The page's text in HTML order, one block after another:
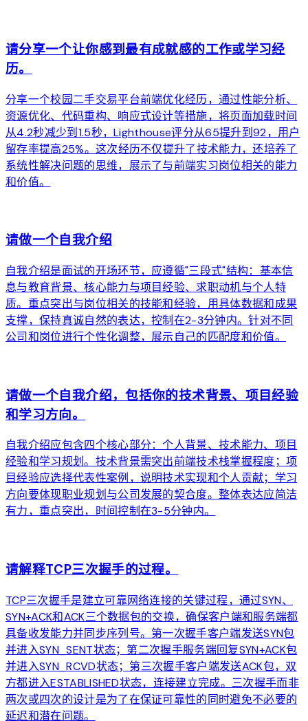
请分享一个让你感到最有成就感的工作或学习经
历。
分享一个校园二手交易平台前端优化经历，通过性能分析、
资源优化、代码重构、响应式设计等措施，将页面加载时间
从4.2秒减少到1.5秒，Lighthouse评分从65提升到92，用户
留存率提高25%。这次经历不仅提升了技术能力，还培养了
系统性解决问题的思维，展示了与前端实习岗位相关的能力
和价值。
请做一个自我介绍
自我介绍是面试的开场环节，应遵循"三段式"结构：基本信
息与教育背景、核心能力与项目经验、求职动机与个人特
质。重点突出与岗位相关的技能和经验，用具体数据和成果
支撑，保持真诚自然的表达，控制在2-3分钟内。针对不同
公司和岗位进行个性化调整，展示自己的匹配度和价值。
请做一个自我介绍，包括你的技术背景、项目经验
和学习方向。
自我介绍应包含四个核心部分：个人背景、技术能力、项目
经验和学习规划。技术背景需突出前端技术栈掌握程度；项
目经验应选择代表性案例，说明技术实现和个人贡献；学习
方向要体现职业规划与公司发展的契合度。整体表达应简洁
有力，重点突出，时间控制在3-5分钟内。
请解释TCP三次握手的过程。
TCP三次握手是建立可靠网络连接的关键过程，通过SYN、
SYN+ACK和ACK三个数据包的交换，确保客户端和服务端都
具备收发能力并同步序列号。第一次握手客户端发送SYN包
并进入SYN_SENT状态；第二次握手服务端回复SYN+ACK包
并进入SYN_RCVD状态；第三次握手客户端发送ACK包，双
方都进入ESTABLISHED状态，连接建立完成。三次握手而非
两次或四次的设计是为了在保证可靠性的同时避免不必要的
延迟和潜在问题。